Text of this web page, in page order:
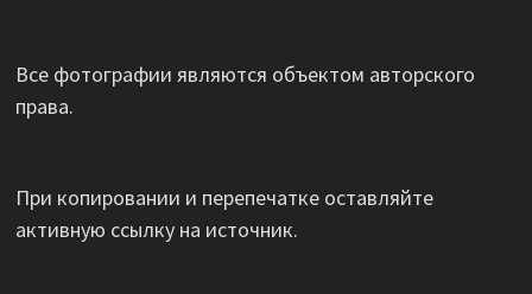
Все фотографии являются объектом авторского
права.
При копировании и перепечатке оставляйте
активную ссылку на источник.